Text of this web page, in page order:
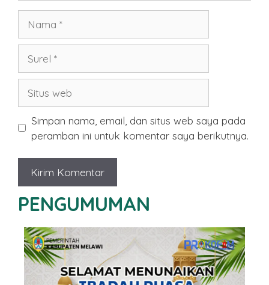
web
Simpan nama, email, dan situs web saya pada
peramban ini untuk komentar saya berikutnya.
PENGUMUMAN